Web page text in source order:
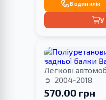
В один клік
У
Легкові
2004-2018
570.00 грн